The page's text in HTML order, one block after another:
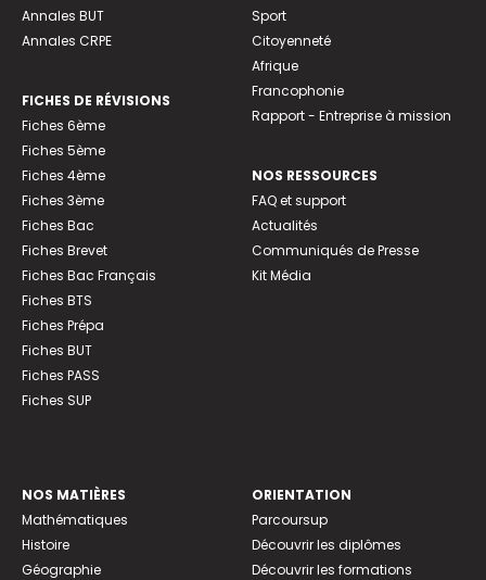
Annales BUT
Annales CRPE
FICHES DE RÉVISIONS
Fiches 6ème
Fiches 5ème
Fiches 4ème
Fiches 3ème
Fiches Bac
Fiches Brevet
Fiches Bac Français
Fiches BTS
Fiches Prépa
Fiches BUT
Fiches PASS
Fiches SUP
Sport
Citoyenneté
Afrique
Francophonie
Rapport - Entreprise à mission
NOS RESSOURCES
FAQ et support
Actualités
Communiqués de Presse
Kit Média
NOS MATIÈRES
Mathématiques
Histoire
Géographie
ORIENTATION
Parcoursup
Découvrir les diplômes
Découvrir les formations